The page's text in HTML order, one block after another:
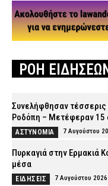
ΡΟΗ ΕΙΔΗΣΕΩΝ
Συνελήφθησαν τέσσερις
Ροδόπη – Μετέφεραν 15
ΑΣΤΥΝΟΜΙΑ 7 Αυγούστου
Πυρκαγιά στην Ερμακιά
μέσα
ΕΙΔΗΣΕΙΣ 7 Αυγούστου